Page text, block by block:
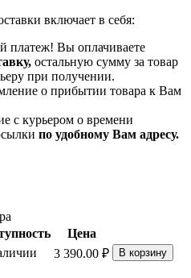
включает в себя:
платеж! Вы оплачиваете
остальную сумму за товар
при получении.
о прибытии товара к Вам
с курьером о времени
по удобному Вам адресу.
Цена
3 390.00 ₽ В корзину